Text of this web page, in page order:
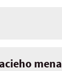
mena